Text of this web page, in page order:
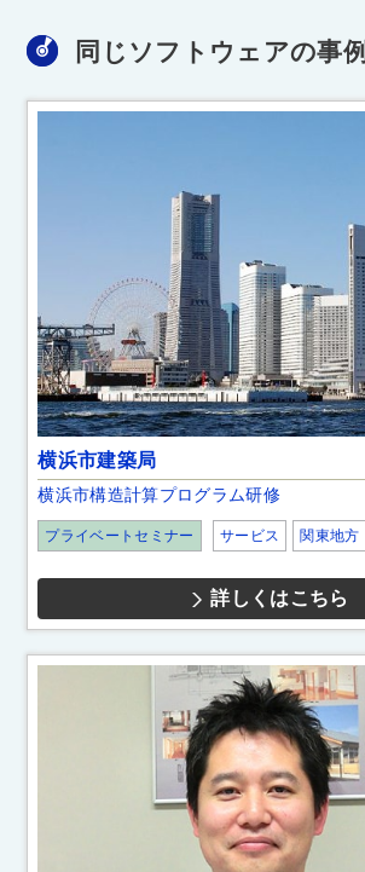
同じソフトウェアの事例
横浜市建築局
横浜市構造計算プログラム研修
プライベートセミナー サービス 関東地方
詳しくはこちら